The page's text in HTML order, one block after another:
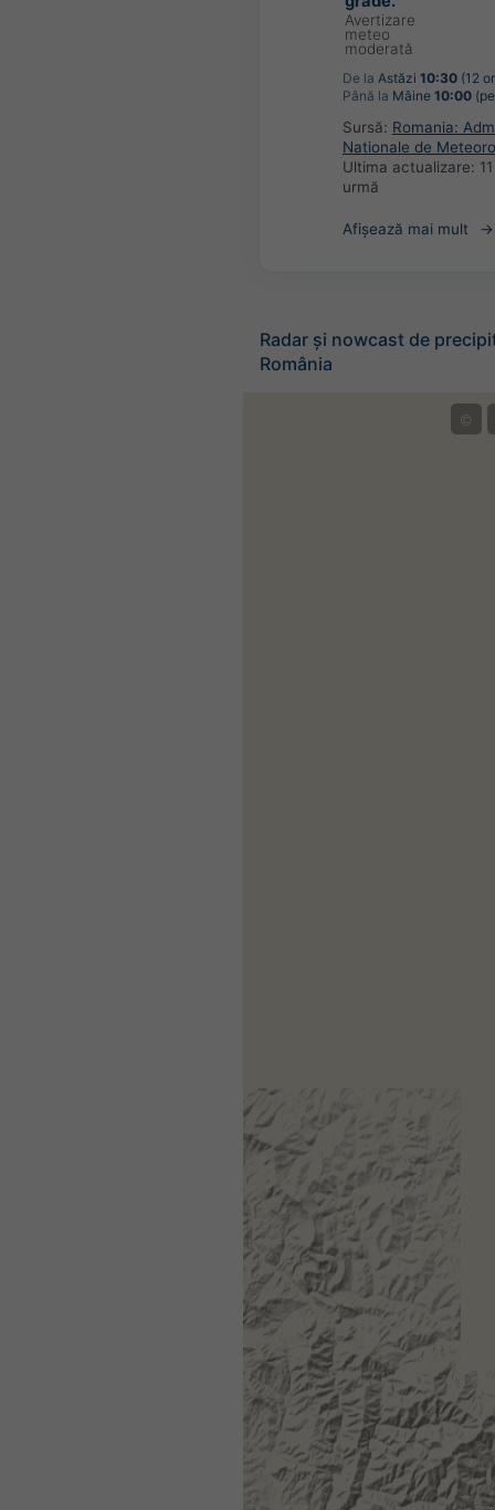
Avertizare
meteo
moderată
De la Astăzi 10:30 (12
Până la Mâine 10:00
Sursă: Romania:
Nationale de
Ultima actualizare:
urmă
Afișează mai mult
Radar și nowcast de
România
©